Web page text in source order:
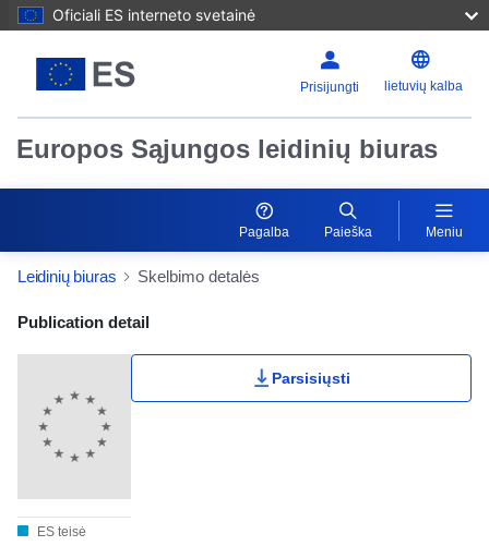
Oficiali ES interneto svetainė
Prisijungti lietuvių kalba
Europos Sąjungos leidinių biuras
Pagalba Paieška Meniu
Leidinių biuras Skelbimo detalės
Publication Detail Actions Portlet
Publication detail
ES teisė
Parsisiųsti